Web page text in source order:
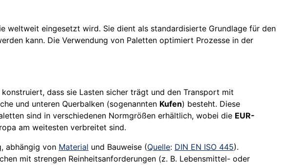
weltweit eingesetzt wird. Sie dient als standardisierte Grundlage für den
kann. Die Verwendung von Paletten optimiert Prozesse in der
dass sie Lasten sicher trägt und den Transport mit
und unteren Querbalken (sogenannten Kufen) besteht. Diese
sind in verschiedenen Normgrößen erhältlich, wobei die EUR-
am weitesten verbreitet sind.
abhängig von Material und Bauweise (Quelle: DIN EN ISO 445).
mit strengen Reinheitsanforderungen (z. B. Lebensmittel- oder